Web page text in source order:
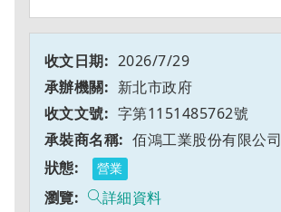
2026/7/29
新北市政府
字第1151485762號
佰鴻工業股份有限公司
營業
詳細資料